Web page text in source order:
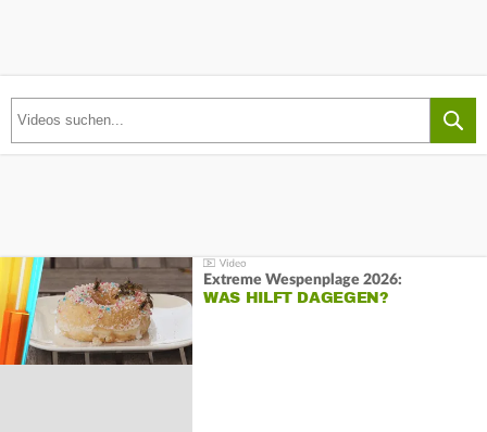
Extreme Wespenplage 2026:
WAS HILFT DAGEGEN?